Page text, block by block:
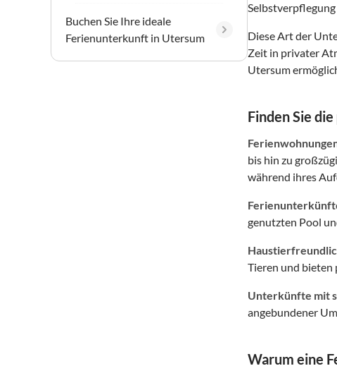
Buchen Sie Ihre ideale
Ferienunterkunft in Utersum
Diese Art der
Zeit in privater
Utersum
Finden Sie
bis hin zu
während ihres
genutzten Pool
Tieren und bieten
Unterkünfte mit
angebundener
Warum eine